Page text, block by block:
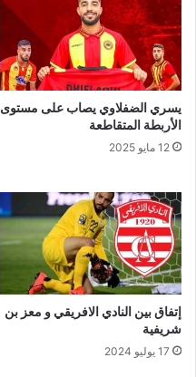
يسري الضفلاوي يصاب على مستوى
الأربطة المتقاطعة
12 مايو 2025
إتفاق بين النادي الافريقي و معز بن
شريفية
17 يوليو 2024